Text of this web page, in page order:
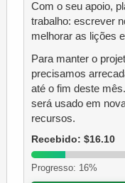
Com o seu apoio,
trabalho: escrever
melhorar as lições
Para manter o
precisamos
até o fim deste
será usado em
recursos.
Recebido: $16.10
Progresso: 16%